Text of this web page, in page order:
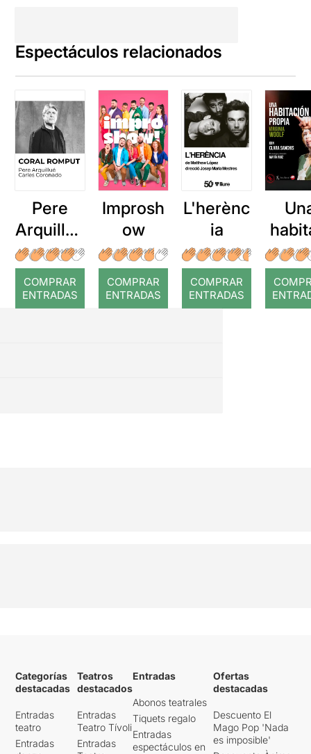
Espectáculos relacionados
Pere
Arquillué
: Coral
romput
COMPRAR
ENTRADAS
Improsh
ow
COMPRAR
ENTRADAS
L'herènc
ia
COMPRAR
ENTRADAS
ón
Categorías
destacadas
Entradas
teatro
Entradas
Teatros
destacados
Entradas
Teatro Tívoli
Entradas
Entradas
Abonos teatrales
Tiquets regalo
Entradas
espectáculos en
Ofertas
destacadas
Descuento El
Mago Pop 'Nada
es imposible'